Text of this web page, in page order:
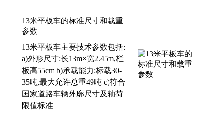
13米平板车的标准尺寸和载重
参数
13米平板车主要技术参数包括:
a)外形尺寸:长13m×宽2.45m,栏
板高55cm b)承载能力:标载30-
35吨,最大允许总重49吨 c)符合
国家道路车辆外廓尺寸及轴荷
限值标准